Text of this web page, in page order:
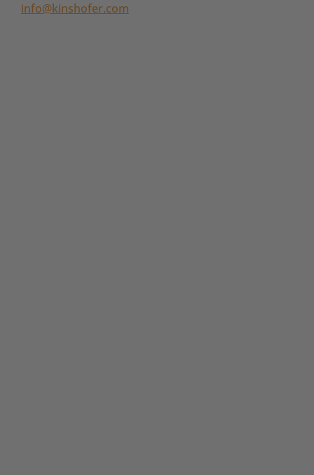
info@kinshofer.com